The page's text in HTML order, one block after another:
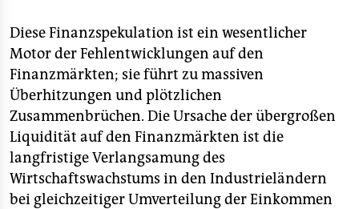
Diese Finanzspekulation ist ein wesentlicher
Motor der Fehlentwicklungen auf den
Finanzmärkten; sie führt zu massiven
Überhitzungen und plötzlichen
Zusammenbrüchen. Die Ursache der übergroßen
Liquidität auf den Finanzmärkten ist die
langfristige Verlangsamung des
Wirtschaftswachstums in den Industrieländern
bei gleichzeitiger Umverteilung der Einkommen